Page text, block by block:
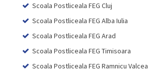
Scoala Postliceala FEG Cluj
Scoala Postliceala FEG Alba Iulia
Scoala Postliceala FEG Arad
Scoala Postliceala FEG Timisoara
Scoala Postliceala FEG Ramnicu Valcea